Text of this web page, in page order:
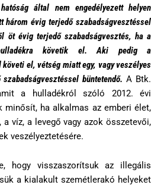
által nem engedélyezett helyen
három évig terjedő szabadságvesztéssel
öt évig terjedő szabadságvesztés, ha a
hulladékra követik el. Aki pedig a
el, vétség miatt egy, vagy veszélyes
büntetendő. A Btk.
a hulladékról szóló 2012. évi
minősít, ha alkalmas az emberi élet,
víz, a levegő vagy azok összetevői,
veszélyeztetésére.
hogy visszaszorítsuk az illegális
a kialakult szemétlerakó helyeket